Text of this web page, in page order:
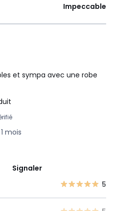
Impeccable
et sympa avec une robe
mois
Signaler
5